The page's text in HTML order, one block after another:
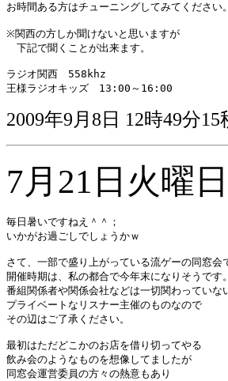
お時間ある方はチューニングしてみてください
※関西の方しか聞けないと思いますが
下記で聞くことが出来ます。
ラジオ関西　558khz
2009年9月8日 12時49分15
7月21日火曜日
毎日暑いですねえ＾＾；
いかがお過ごしでしょうかｗ
さて、一部で盛り上がっている流ゲーの同窓会
開催時期は、私の都合で今年末になりそうです。
番組関係者や関係会社などは一切関わっていな
プライベートなリスナー主催のものなので
その辺はご了承ください。
最初はただどこかのお店を借り切ってやる
飲み会のようなものを想像してましたが
同窓会運営委員の方々の熱意もあり